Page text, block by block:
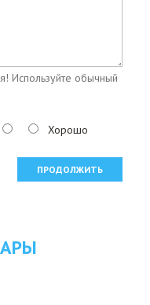
Используйте обычный
Хорошо
ПРОДОЛЖИТЬ